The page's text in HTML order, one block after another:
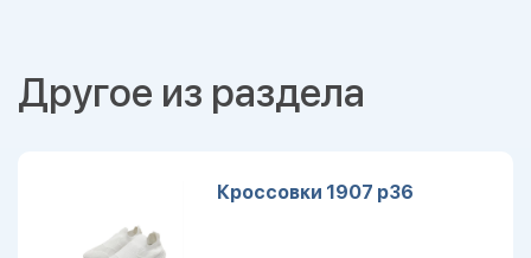
Другое из раздела
Кроссовки 1907 р36